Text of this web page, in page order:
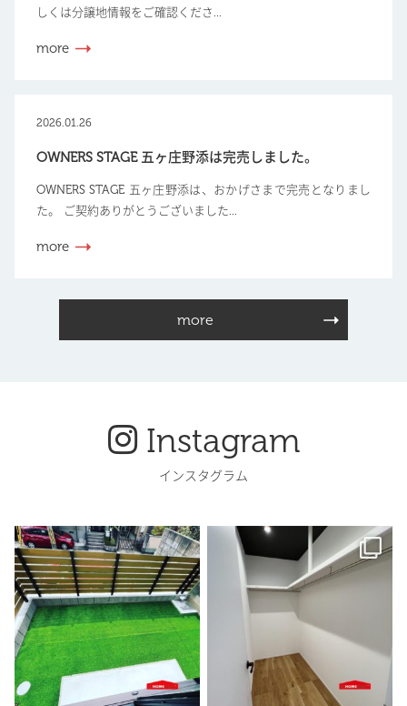
しくは分譲地情報をご確認くださ...
more
2026.01.26
OWNERS STAGE 五ヶ庄野添は完売しました。
OWNERS STAGE 五ヶ庄野添は、おかげさまで完売となりまし
た。 ご契約ありがとうございました...
more
more
Instagram
インスタグラム